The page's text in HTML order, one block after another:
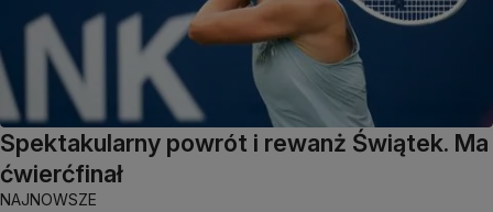
Spektakularny powrót i rewanż Świątek. Ma
ćwierćfinał
NAJNOWSZE